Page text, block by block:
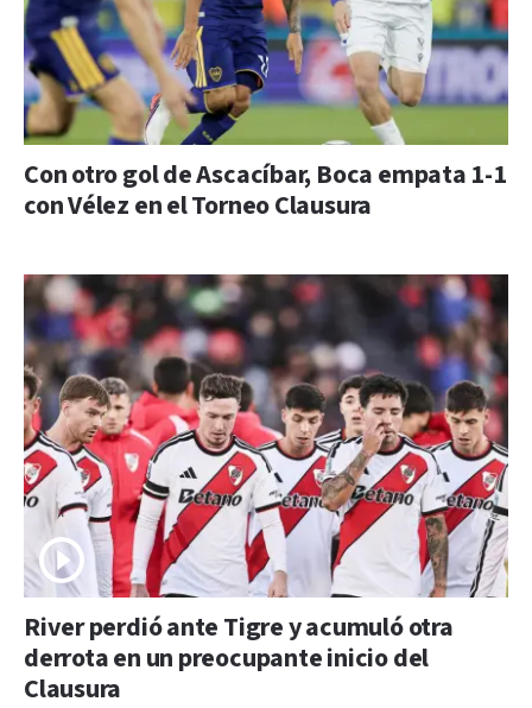
Con otro gol de Ascacíbar, Boca empata 1-1
con Vélez en el Torneo Clausura
River perdió ante Tigre y acumuló otra
derrota en un preocupante inicio del
Clausura